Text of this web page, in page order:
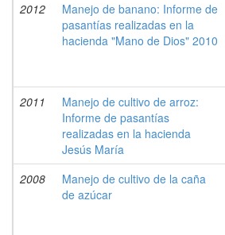
2012
Manejo de banano: Informe de
pasantías realizadas en la
hacienda "Mano de Dios" 2010
2011
Manejo de cultivo de arroz:
Informe de pasantías
realizadas en la hacienda
Jesús María
2008
Manejo de cultivo de la caña
de azúcar